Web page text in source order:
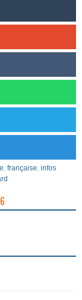
française infos